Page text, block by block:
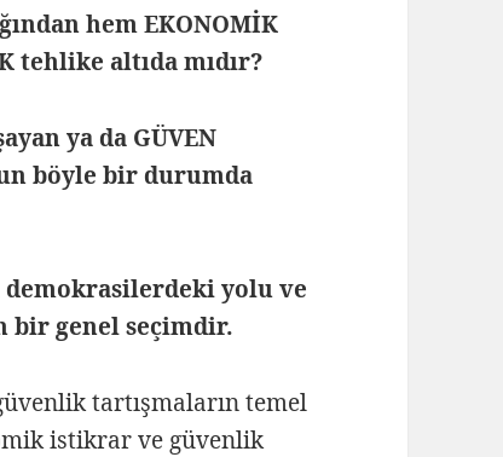
hem EKONOMİK
tehlike altıda mıdır?
ya da GÜVEN
böyle bir durumda
yolu ve
bir genel seçimdir.
tartışmaların temel
istikrar ve güvenlik